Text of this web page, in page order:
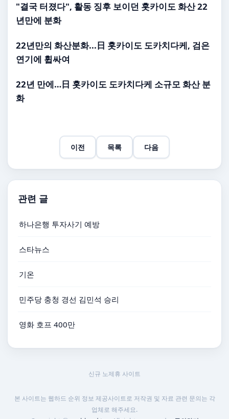
"결국 터졌다", 활동 징후 보이던 홋카이도화산22
년만에 분화
22년만의 화산분화...日 홋카이도 도카치다케, 검은
연기에 휩싸여
22년 만에…日 홋카이도 도카치다케 소규모화산 분
화
이전 목록 다음
관련 글
하나은행 투자사기 예방
스타뉴스
기온
민주당 충청 경선 김민석 승리
영화 호프 400만
신규 노제휴 사이트
본 사이트는 웹하드 순위 정보 제공사이트로 저작권 및 자료 관련 문의는 각
업체로 해주세요.